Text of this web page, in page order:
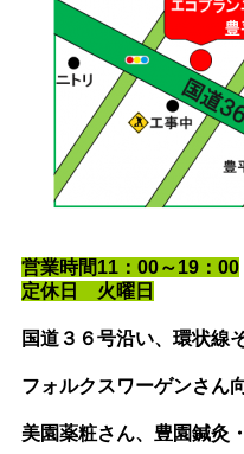
営業時間11：00～19：00
定休日 火曜日
国道３６号沿い、環状線
フォルクスワーゲンさん
美園薬粧さん、豊園鍼灸